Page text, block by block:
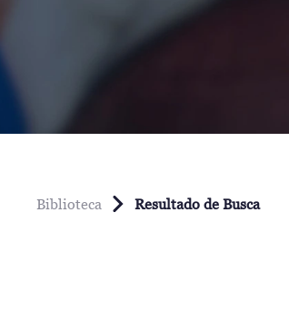
Biblioteca Resultado de Busca